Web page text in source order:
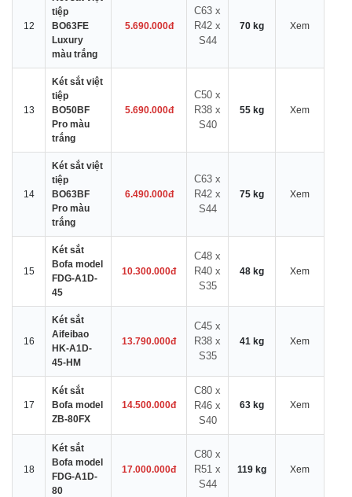
12
tiệp
BO63FE
Luxury
màu trắng
5.690.000đ
C63 x
R42 x
S44
70 kg Xem
13
Két sắt việt
tiệp
BO50BF
Pro màu
trắng
5.690.000đ
C50 x
R38 x
S40
55 kg Xem
14
Két sắt việt
tiệp
BO63BF
Pro màu
trắng
6.490.000đ
C63 x
R42 x
S44
75 kg Xem
15
Két sắt
Bofa model
FDG-A1D-
45
10.300.000đ
C48 x
R40 x
S35
48 kg Xem
16
Két sắt
Aifeibao
HK-A1D-
45-HM
13.790.000đ
C45 x
R38 x
S35
41 kg Xem
17
Két sắt
Bofa model
ZB-80FX
14.500.000đ
C80 x
R46 x
S40
63 kg Xem
18
Két sắt
Bofa model
FDG-A1D-
80
17.000.000đ
C80 x
R51 x
S44
119 kg Xem